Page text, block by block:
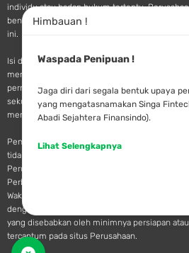
individu atau badan hukum tertentu.
bentuk saran atau rekomendasi pendanaan
ini.
Isi dan materi yang tersedia pada situs SINGA
memberikan informasi dan tidak dianggap
permohonan, undangan, saran, maupun
sekuritas, produk pasar modal, atau jasa
memberikan jasanya hanya terbatas pada
Pendanaan dan pinjaman yang ditempatkan di
tidak dan tidak akan dianggap sebagai
Perusahaan seperti diatur dalam Peraturan
Perbankan di Indonesia. Perusahaan atau
Wakil, Afiliasi, atau Agen-Agennya tidak
dengan setiap gangguan atau masalah yang
yang disebabkan oleh minimnya persiapan
tercantum pada situs Perusahaan.
Himbauan !
Waspada Penipuan !
Jaga diri dari segala bentuk upaya
yang mengatasnamakan Singa
Abadi Sejahtera Finansindo).
Lihat Selengkapnya